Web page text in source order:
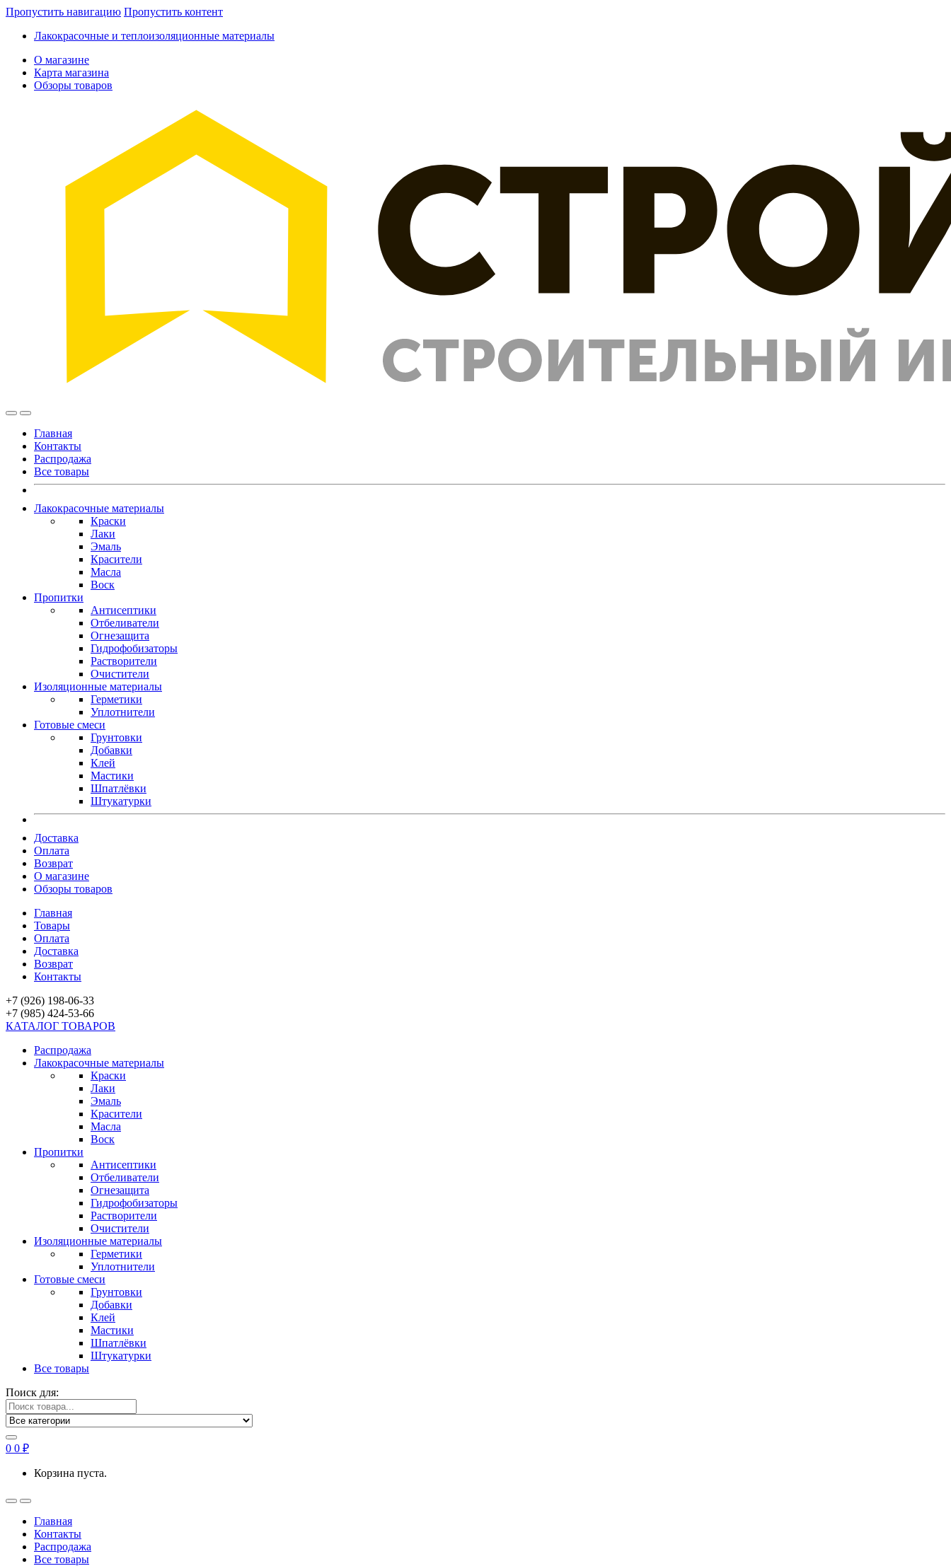
Пропустить навигацию Пропустить контент
Лакокрасочные и теплоизоляционные материалы
О магазине
Карта магазина
Обзоры товаров
Главная
Контакты
Распродажа
Все товары
Лакокрасочные материалы
Краски
Лаки
Эмаль
Красители
Масла
Воск
Пропитки
Антисептики
Отбеливатели
Огнезащита
Гидрофобизаторы
Растворители
Очистители
Изоляционные материалы
Герметики
Уплотнители
Готовые смеси
Грунтовки
Добавки
Клей
Мастики
Шпатлёвки
Штукатурки
Доставка
Оплата
Возврат
О магазине
Обзоры товаров
Главная
Товары
Оплата
Доставка
Возврат
Контакты
+7 (926) 198-06-33
+7 (985) 424-53-66
КАТАЛОГ ТОВАРОВ
Распродажа
Лакокрасочные материалы
Краски
Лаки
Эмаль
Красители
Масла
Воск
Пропитки
Антисептики
Отбеливатели
Огнезащита
Гидрофобизаторы
Растворители
Очистители
Изоляционные материалы
Герметики
Уплотнители
Готовые смеси
Грунтовки
Добавки
Клей
Мастики
Шпатлёвки
Штукатурки
Все товары
Поиск для:
0 0 ₽
Корзина пуста.
Главная
Контакты
Распродажа
Все товары